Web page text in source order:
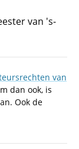
van 's-
van
dan ook, is
Ook de